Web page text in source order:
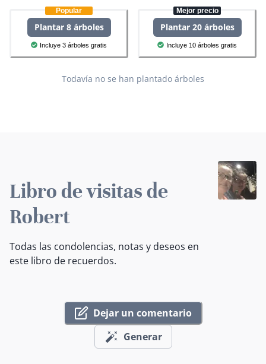
Popular
Plantar 8 árboles
Incluye 3 árboles gratis
Mejor precio
Plantar 20 árboles
Incluye 10 árboles gratis
Todavía no se han plantado árboles
Libro de visitas de
Robert
Todas las condolencias, notas y deseos en
este libro de recuerdos.
Dejar un comentario
Generar